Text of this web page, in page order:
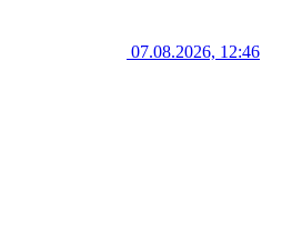
07.08.2026, 12:46